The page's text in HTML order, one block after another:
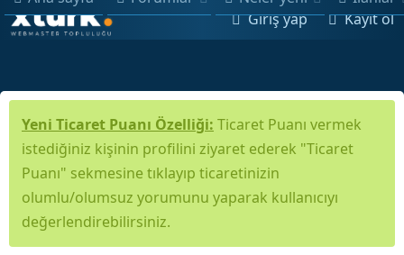
Giriş yap Kayıt ol
Yeni Ticaret Puanı Özelliği: Ticaret Puanı vermek
istediğiniz kişinin profilini ziyaret ederek "Ticaret
Puanı" sekmesine tıklayıp ticaretinizin
olumlu/olumsuz yorumunu yaparak kullanıcıyı
değerlendirebilirsiniz.